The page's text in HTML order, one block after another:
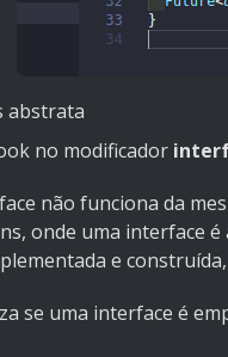
abstrata
no modificador
não funciona da
onde uma interface
e
se uma interface é